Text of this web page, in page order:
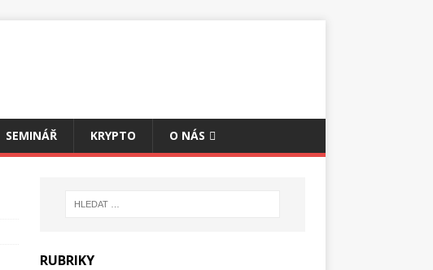
SEMINÁŘ KRYPTO O NÁS
RUBRIKY